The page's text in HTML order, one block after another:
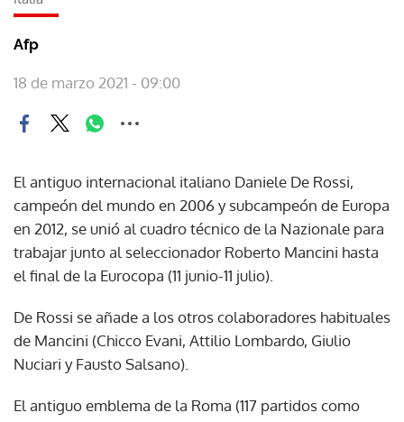
Afp
18 de marzo 2021 - 09:00
El antiguo internacional italiano Daniele De Rossi,
campeón del mundo en 2006 y subcampeón de Europa
en 2012, se unió al cuadro técnico de la Nazionale para
trabajar junto al seleccionador Roberto Mancini hasta
el final de la Eurocopa (11 junio-11 julio).
De Rossi se añade a los otros colaboradores habituales
de Mancini (Chicco Evani, Attilio Lombardo, Giulio
Nuciari y Fausto Salsano).
El antiguo emblema de la Roma (117 partidos como